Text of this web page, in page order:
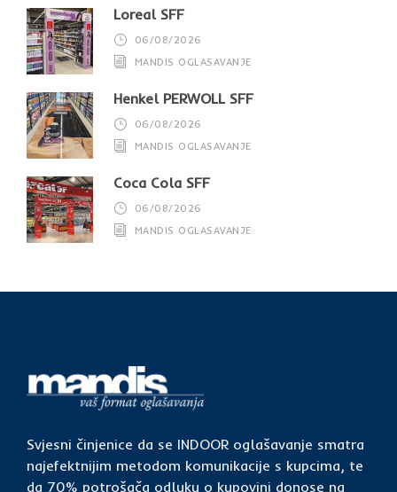
Loreal SFF
06/08/2026
MANDIS OGLASAVANJE
Henkel PERWOLL SFF
06/08/2026
MANDIS OGLASAVANJE
Coca Cola SFF
06/08/2026
MANDIS OGLASAVANJE
Svjesni činjenice da se INDOOR oglašavanje smatra
najefektnijim metodom komunikacije s kupcima, te
da 70% potrošača odluku o kupovini donose na